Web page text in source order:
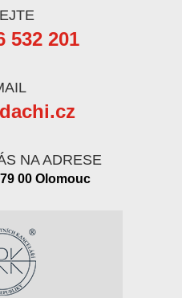
532 201
NA ADRESE
00 Olomouc